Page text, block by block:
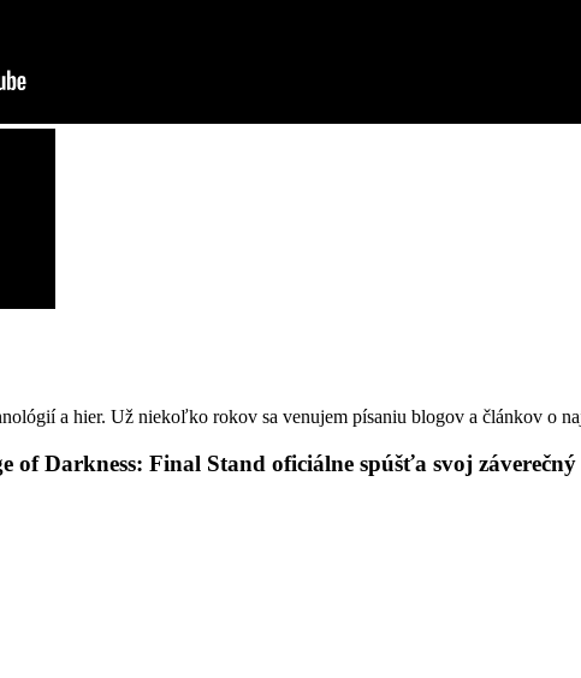
a hier. Už niekoľko rokov sa venujem písaniu blogov a článkov o
of Darkness: Final Stand oficiálne spúšťa svoj